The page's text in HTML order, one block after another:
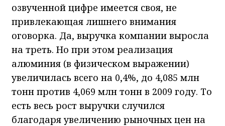
озвученной цифре имеется своя, не
привлекающая лишнего внимания
оговорка. Да, выручка компании выросла
на треть. Но при этом реализация
алюминия (в физическом выражении)
увеличилась всего на 0,4%, до 4,085 млн
тонн против 4,069 млн тонн в 2009 году. То
есть весь рост выручки случился
благодаря увеличению рыночных цен на